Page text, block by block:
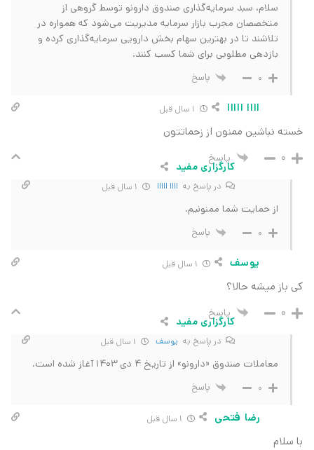
سلام، سبد سرمایه‌گذاری صندوق دارونو توسط گروهی از
متخصصان مجرب بازار سرمایه مدیریت می‌شود که همواره در
تلاشند تا در بهترین سهام بخش دارویی سرمایه‌گذاری کرده و
بازدهی مطلوبی برای شما کسب کنند.
0 پاسخ
اااا ااااا
خسته نباشین ممنون از زحماتتون
0 پاسخ
کارگزاری مفید
در پاسخ به اااا ااااا
از حمایت شما ممنونیم.
0 پاسخ
یوسف
کی باز میشه حالا؟
0 پاسخ
کارگزاری مفید
در پاسخ به یوسف
معاملات صندوق «دارونو» از تاریخ 4 دی 1403 آغاز شده است.
0 پاسخ
رضا فتحی
با سلام